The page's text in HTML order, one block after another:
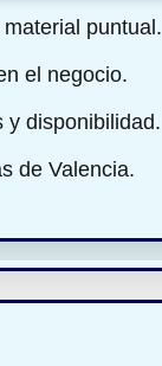
puntual.
el negocio.
y disponibilidad.
de Valencia.